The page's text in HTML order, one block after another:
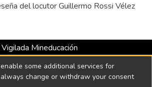
del locutor Guillermo Rossi Vélez
Vigilada Mineducación
Institucional hasta 2026 -
MEN 2158 de 2018
some additional services for
always change or withdraw your consent